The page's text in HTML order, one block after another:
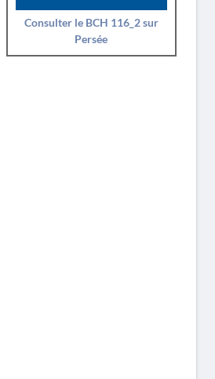
Consulter le BCH 116_2 sur
Persée